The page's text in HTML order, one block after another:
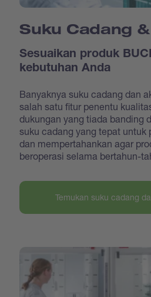
Suku Cadang
Sesuaikan produk
kebutuhan Anda
Banyaknya suku cadang dan
salah satu fitur penentu
dukungan yang tiada banding
suku cadang yang tepat untuk
dan mempertahankan agar
beroperasi selama bertahun-
Temukan suku cadang